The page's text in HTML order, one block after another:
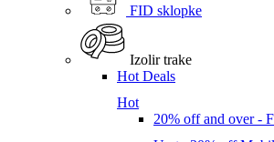
FID sklopke
Izolir trake
Hot Deals
Hot
20% off and over -